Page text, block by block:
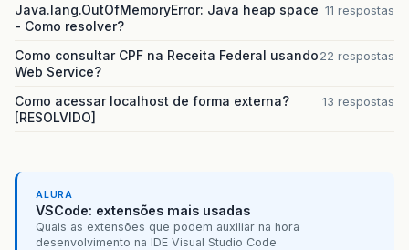
Java.lang.OutOfMemoryError: Java heap space
- Como resolver?
11 respostas
Como consultar CPF na Receita Federal usando
Web Service?
22 respostas
Como acessar localhost de forma externa?
[RESOLVIDO]
13 respostas
ALURA
VSCode: extensões mais usadas
Quais as extensões que podem auxiliar na hora
desenvolvimento na IDE Visual Studio Code